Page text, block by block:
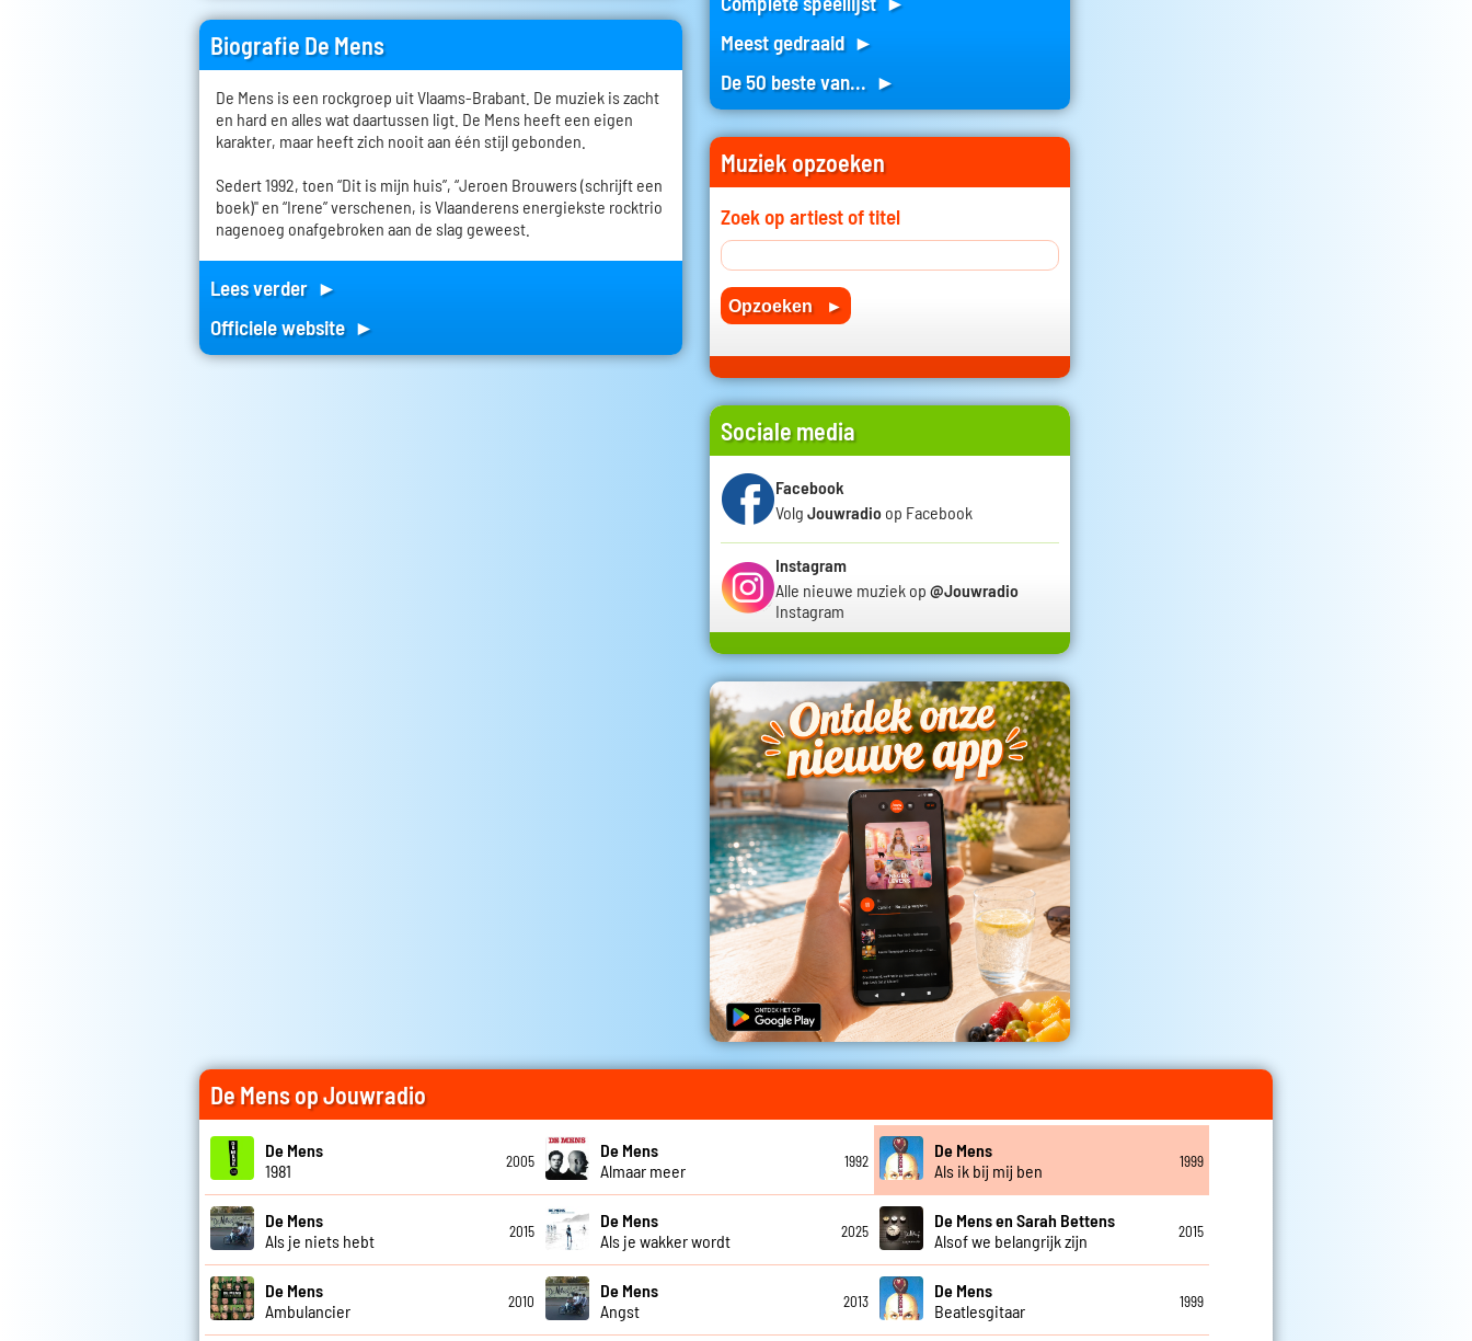
Biografie De Mens
De Mens is een rockgroep uit Vlaams-Brabant. De muziek is zacht
en hard en alles wat daartussen ligt. De Mens heeft een eigen
karakter, maar heeft zich nooit aan één stijl gebonden.
Sedert 1992, toen “Dit is mijn huis”, “Jeroen Brouwers (schrijft een
boek)" en “Irene” verschenen, is Vlaanderens energiekste rocktrio
nagenoeg onafgebroken aan de slag geweest.
Lees verder ►
Officiele website ►
Meest gedraaid ►
De 50 beste van... ►
Muziek opzoeken
Zoek op artiest of titel
Sociale media
Facebook
Volg Jouwradio op Facebook
Instagram
Alle nieuwe muziek op @Jouwradio
Instagram
De Mens op Jouwradio
De Mens
1981
2005
De Mens
Almaar meer
1992
De Mens
Als ik bij mij ben
1999
De Mens
Als je niets hebt
2015
De Mens
Als je wakker wordt
2025
De Mens en Sarah Bettens
Alsof we belangrijk zijn
2015
De Mens
Ambulancier
2010
De Mens
Angst
2013
De Mens
Beatlesgitaar
1999